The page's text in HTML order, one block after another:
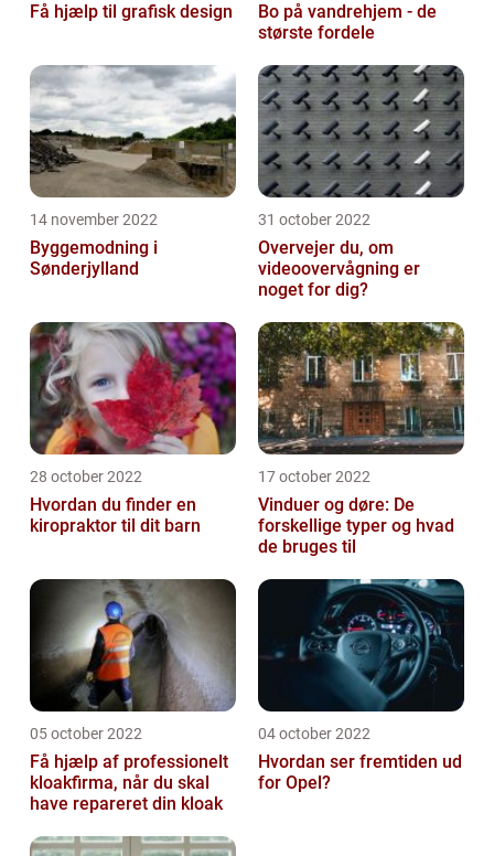
Få hjælp til grafisk design
Bo på vandrehjem - de
største fordele
14 november 2022
Byggemodning i
Sønderjylland
31 october 2022
Overvejer du, om
videoovervågning er
noget for dig?
28 october 2022
Hvordan du finder en
kiropraktor til dit barn
17 october 2022
Vinduer og døre: De
forskellige typer og hvad
de bruges til
05 october 2022
Få hjælp af professionelt
kloakfirma, når du skal
have repareret din kloak
04 october 2022
Hvordan ser fremtiden ud
for Opel?